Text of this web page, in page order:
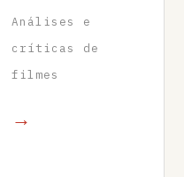
Análises e
críticas de
filmes
→